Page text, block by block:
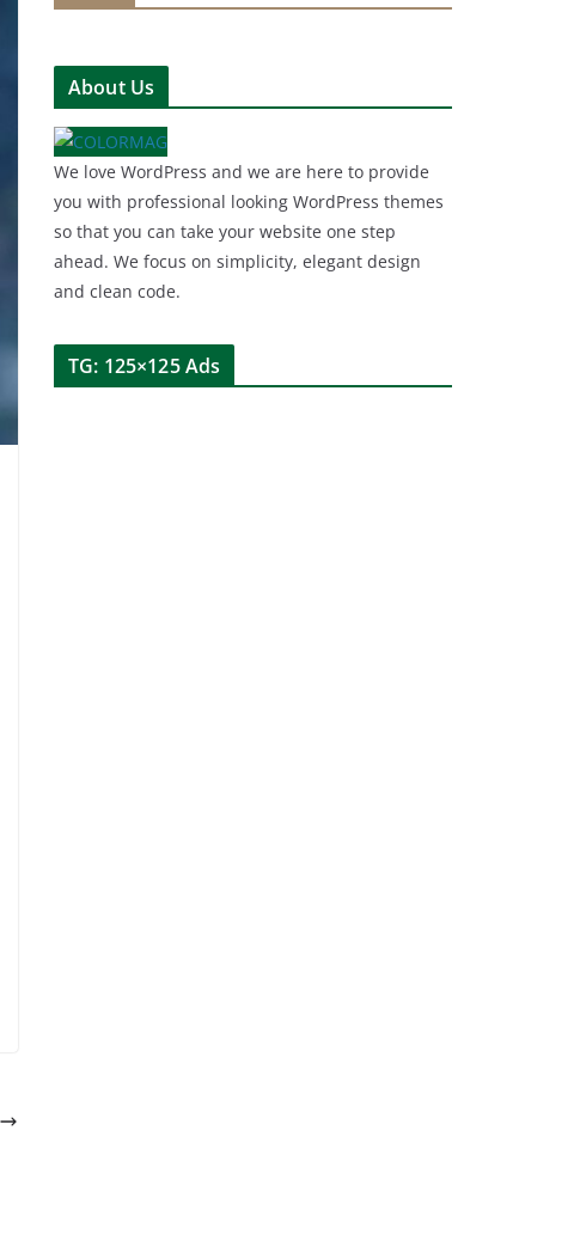
About Us
We love WordPress and we are here to provide
you with professional looking WordPress themes
so that you can take your website one step
ahead. We focus on simplicity, elegant design
and clean code.
TG: 125×125 Ads